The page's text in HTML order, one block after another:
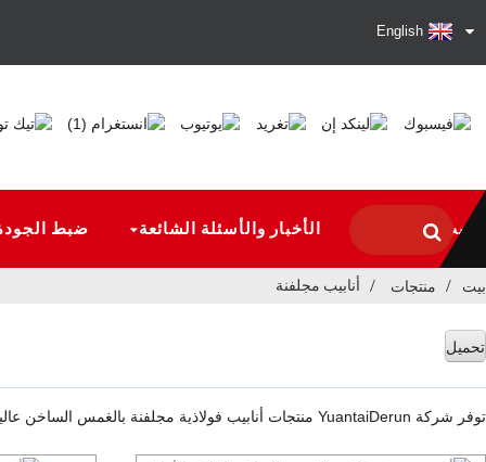
English
بيت الأخبار والأسئلة الشائعة ضبط
بيت منتجات أنابيب مجلفنة
تحميل
توفر شركة YuantaiDerun منتجات أنابيب فولاذية مجلفنة بالغمس الساخن عالية الجودة للمشترين العالميين.